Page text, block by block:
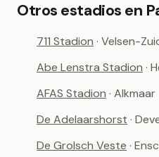
Otros estadios en
711 Stadion · Velsen-
Abe Lenstra Stadion ·
AFAS Stadion · Alkmaar
De Adelaarshorst ·
De Grolsch Veste ·